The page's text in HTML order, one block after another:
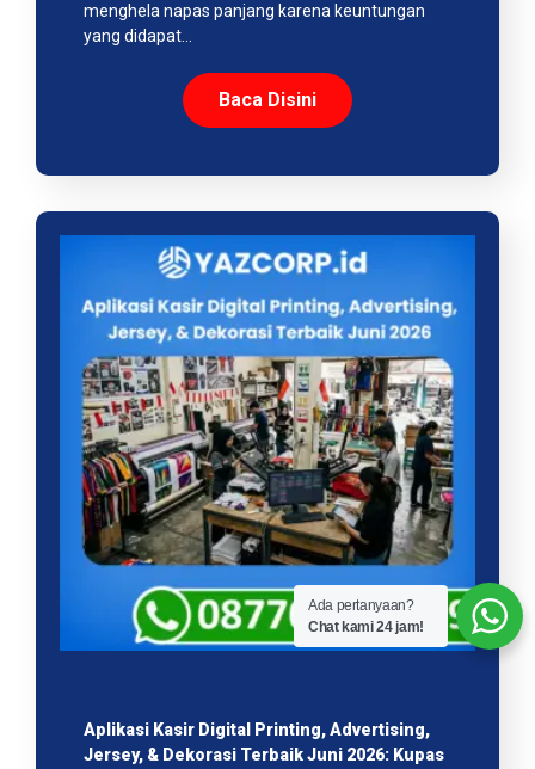
menghela napas panjang karena keuntungan
yang didapat…
Baca Disini
Aplikasi Kasir Digital Printing, Advertising,
Jersey, & Dekorasi Terbaik Juni 2026: Kupas
Ada pertanyaan?
Chat kami 24 jam!